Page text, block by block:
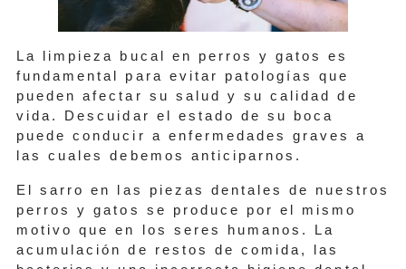
La limpieza bucal en perros y gatos es
fundamental para evitar patologías que
pueden afectar su salud y su calidad de
vida. Descuidar el estado de su boca
puede conducir a enfermedades graves a
las cuales debemos anticiparnos.
El sarro en las piezas dentales de nuestros
perros y gatos se produce por el mismo
motivo que en los seres humanos. La
acumulación de restos de comida, las